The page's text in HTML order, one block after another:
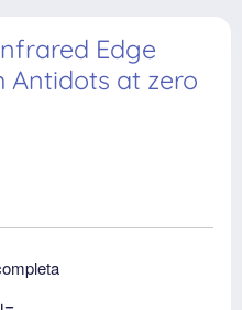
Edge
Antidots at zero